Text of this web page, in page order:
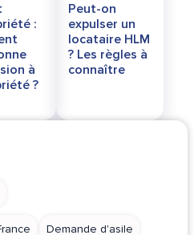
:
à
?
Peut-on
expulser un
locataire HLM
? Les règles à
connaître
Demande d'asile